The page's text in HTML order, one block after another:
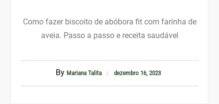
Como fazer biscoito de abóbora fit com farinha de
aveia. Passo a passo e receita saudável
By Mariana Talita dezembro 16, 2023